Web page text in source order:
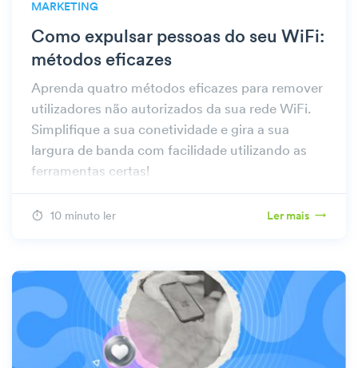
MARKETING
Como expulsar pessoas do seu WiFi:
métodos eficazes
Aprenda quatro métodos eficazes para remover
utilizadores não autorizados da sua rede WiFi.
Simplifique a sua conetividade e gira a sua
largura de banda com facilidade utilizando as
ferramentas certas!
10 minuto ler Ler mais